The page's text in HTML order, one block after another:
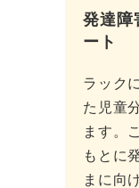
発達障
ート
ラック
た児童
ます。
もとに
まに向